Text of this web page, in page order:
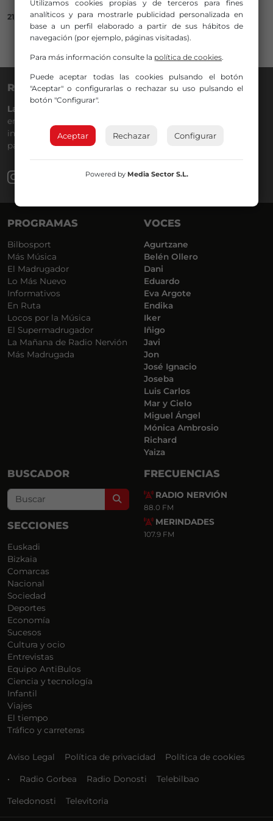
21/06/2018
RADIO NERVIÓN
La Gran Familia
emisora de Bilbao para todos los públicos, con Más Música,
información a menos cinco, deportes, tráfico y la
participación de los oyentes.
PROGRAMAS
Bilbosport
Más Música
El Madrugador
Lo Más Nuevo
Informativos
En Ruta
Locos por la Música
El Supermadrugador
La Mañana de Radio Nervión
Más Madrugada
VOCES
Agurtzane
Belén Ollero
Dani
Eduardo
Eva Argote
Endika
Iker
Iñigo
Javi
Jon
José Ignacio
Joseba
Luis Carlos
Mar y Cielo
Miguel Ángel
Mónica Ambrosio
Richard
Yaiza
BUSCADOR
Search
SECCIONES
Euskadi
Bizkaia
Comarcas
Nacional
Sociedad
Deportes
Economía
Sucesos
Cultura y ocio
Entrevistas
Equipo AntiBulos
Ciencia y tecnología
Infantil
Viajes
El tiempo
Tráfico y carreteras
FRECUENCIAS
RADIO NERVIÓN
88.0 FM
MERINDADES
107.9 FM
Aviso Legal Política de privacidad Política de cookies
• Radio Gorbea Radio Donosti Telebilbao
Teledonosti Televitoria
Utilizamos cookies propias y de terceros para fines
analíticos y para mostrarle publicidad personalizada en
base a un perfil elaborado a partir de sus hábitos de
navegación (por ejemplo, páginas visitadas).
Para más información consulte la política de cookies.
Puede aceptar todas las cookies pulsando el botón
"Aceptar" o configurarlas o rechazar su uso pulsando el
botón "Configurar".
Aceptar Rechazar Configurar
Powered by Media Sector S.L.